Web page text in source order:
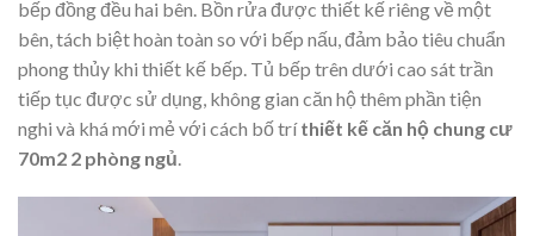
bếp đồng đều hai bên. Bồn rửa được thiết kế riêng về một
bên, tách biệt hoàn toàn so với bếp nấu, đảm bảo tiêu chuẩn
phong thủy khi thiết kế bếp. Tủ bếp trên dưới cao sát trần
tiếp tục được sử dụng, không gian căn hộ thêm phần tiện
nghi và khá mới mẻ với cách bố tríthiết kế căn hộ chung cư
70m2 2 phòng ngủ